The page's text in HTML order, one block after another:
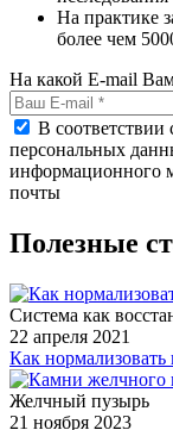
На практике
более чем
На какой E-mail
В соответствии
персональных
информационного
почты
Полезные
Система как
22 апреля 2021
Как
Желчный пузырь
21 ноября 2023